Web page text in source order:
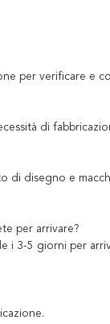
per verificare e
di
disegno e
per arrivare?
i 3-5 giorni per